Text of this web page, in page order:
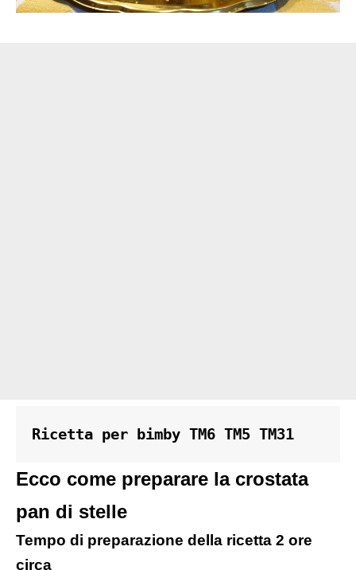
Ricetta per bimby TM6 TM5 TM31
Ecco come preparare la crostata
pan di stelle
Tempo di preparazione della ricetta 2 ore
circa